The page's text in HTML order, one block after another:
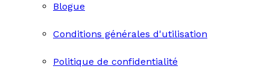
Blogue
Conditions générales d'utilisation
Politique de confidentialité